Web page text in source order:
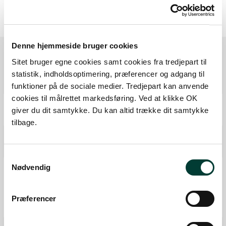
Denne hjemmeside bruger cookies
Sitet bruger egne cookies samt cookies fra tredjepart til
statistik, indholdsoptimering, præferencer og adgang til
funktioner på de sociale medier. Tredjepart kan anvende
cookies til målrettet markedsføring. Ved at klikke OK
giver du dit samtykke. Du kan altid trække dit samtykke
tilbage.
Nødvendig
Præferencer
Ruten i detaljer
Start
Bålplads
Badested